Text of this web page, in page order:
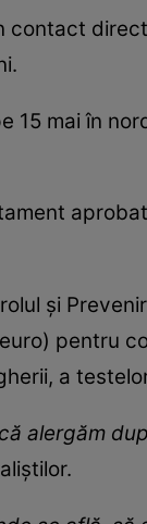
contact
15 mai în
şi
pentru
a
alergăm